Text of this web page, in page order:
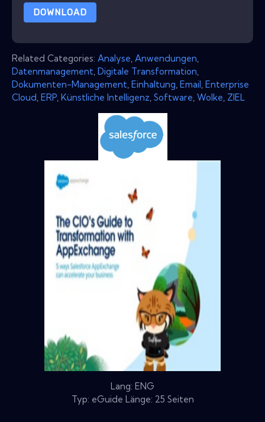
DOWNLOAD
Related Categories: Analyse Anwendungen
Datenmanagement Digitale Transformation
Dokumenten-Management Einhaltung Email Enterprise
Cloud ERP Künstliche Intelligenz Software Wolke ZIEL
Lang: ENG
Typ: eGuide Länge: 25 Seiten